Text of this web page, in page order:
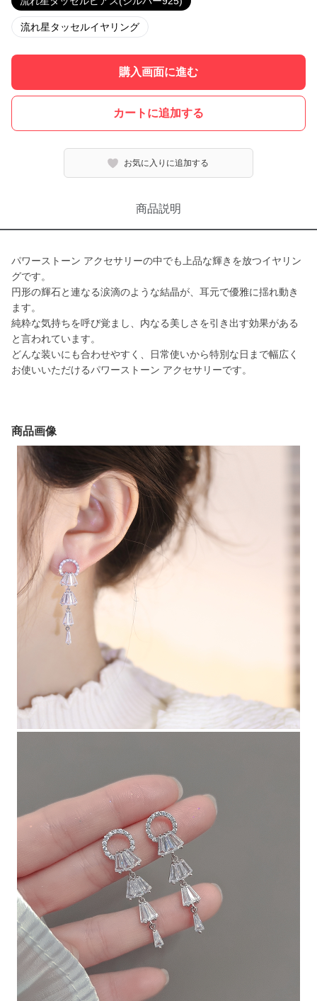
流れ星タッセルイヤリング
購入画面に進む
カートに追加する
お気に入りに追加する
商品説明
パワーストーン アクセサリーの中でも上品な輝きを放つイヤリン
グです。
円形の輝石と連なる涙滴のような結晶が、耳元で優雅に揺れ動き
ます。
純粋な気持ちを呼び覚まし、内なる美しさを引き出す効果がある
と言われています。
どんな装いにも合わせやすく、日常使いから特別な日まで幅広く
お使いいただけるパワーストーン アクセサリーです。
商品画像